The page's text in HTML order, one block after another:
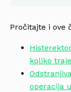
Pročitajte i ove
koliko
operacija